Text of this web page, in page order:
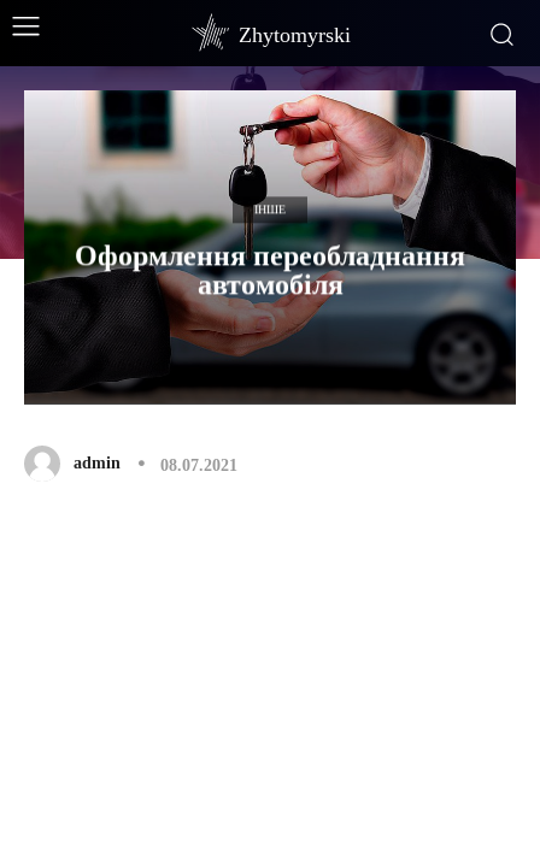
Zhytomyrski
ІНШЕ
Оформлення переобладнання
автомобіля
admin 08.07.2021